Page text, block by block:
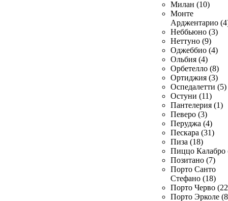
Милан (10)
Монте
Арджентарио
Неббьюно (3)
Неттуно (9)
Оджеббио (4)
Ольбия (4)
Орбетелло (8)
Ортиджия (3)
Оспедалетти (5)
Остуни (11)
Пантелерия (1)
Певеро (3)
Перуджа (4)
Пескара (31)
Пиза (18)
Пиццо Калабро
Позитано (7)
Порто Санто
Стефано (18)
Порто Черво
Порто Эрколе